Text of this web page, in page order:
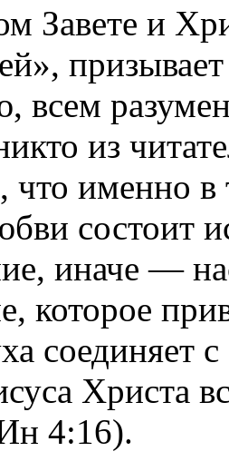
Завете и
всем
из
что именно
состоит
иначе —
которое
соединяет
Христа
4:16).